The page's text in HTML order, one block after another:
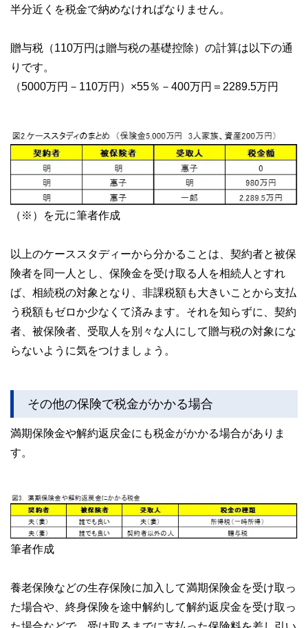
半分近くを税金で納めなければなりません。
贈与税（110万円は贈与税の基礎控除）の計算は以下の通
りです。
（5000万円－110万円）×55％－400万円＝2289.5万円
（※）を元に筆者作成
以上のケーススタディーから分かることは、契約者と被保
険者を同一人とし、保険金を受け取る人を相続人とすれ
ば、相続税の対象となり、非課税額も大きいことから支払
う税額もゼロか少なくて済みます。それを知らずに、契約
者、被保険者、受取人を別々な人にして贈与税の対象にな
らないように気をつけましょう。
その他の保険で税金がかかる場合
満期保険金や解約返戻金にも税金がかかる場合がありま
す。
筆者作成
養老保険などの生存保険に加入して満期保険金を受け取っ
た場合や、終身保険を途中解約して解約返戻金を受け取っ